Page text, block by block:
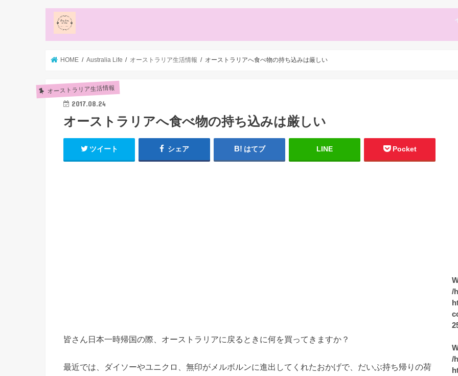
HOME Australia Life オーストラリア生活情報 オーストラリアへ食べ物の持ち込みは厳しい
オーストラリア生活情報
2017.08.24
オーストラリアへ食べ物の持ち込みは厳しい
ツイート シェア はてブ LINE Pocket
皆さん日本一時帰国の際、オーストラリアに戻るときに何を買ってきますか？
最近では、ダイソーやユニクロ、無印がメルボルンに進出してくれたおかげで、だいぶ持ち帰りの荷
/
/